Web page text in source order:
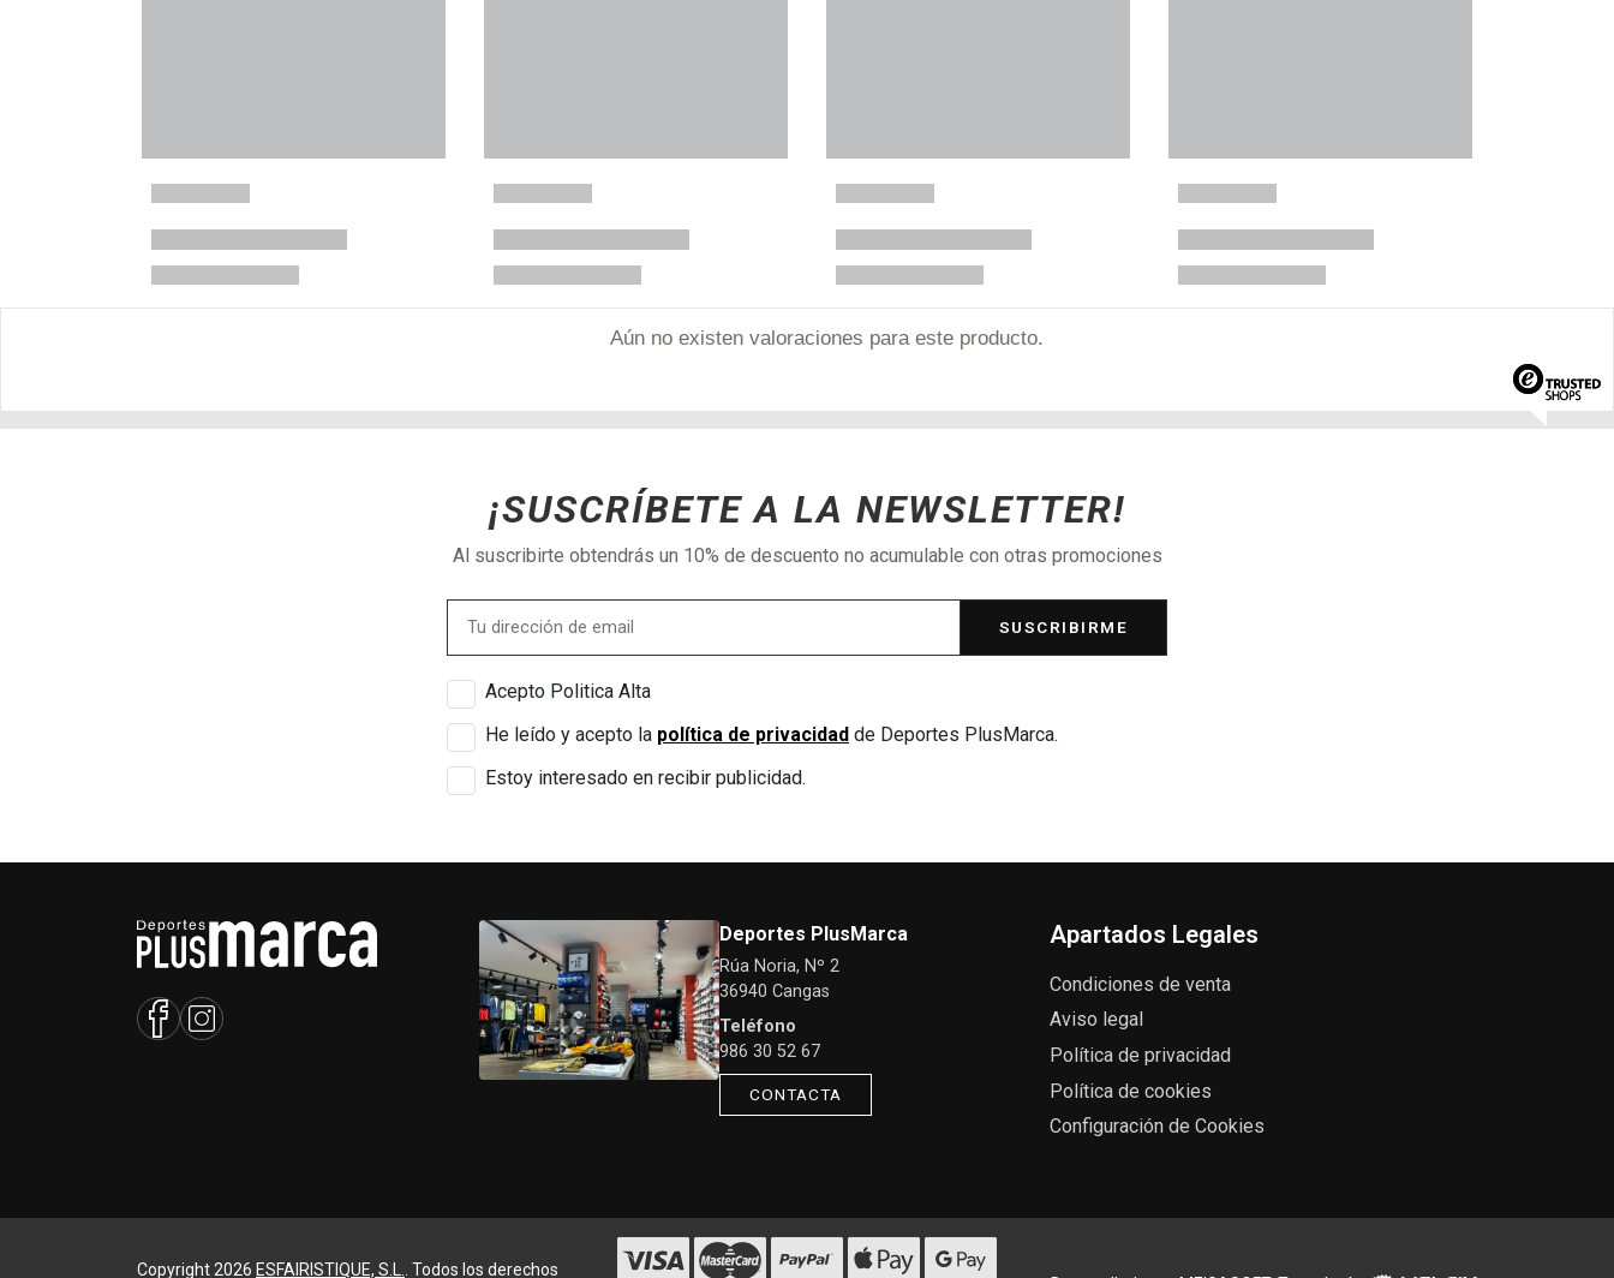
Aún no existen valoraciones para este producto.
¡SUSCRÍBETE A LA NEWSLETTER!
Al suscribirte obtendrás un 10% de descuento no acumulable con otras promociones
SUSCRIBIRME
Acepto Politica Alta
He leído y acepto la política de privacidad de Deportes PlusMarca.
Estoy interesado en recibir publicidad.
Deportes PlusMarca
Rúa Noria, Nº 2
36940 Cangas
Teléfono
986 30 52 67
CONTACTA
Apartados Legales
Condiciones de venta
Aviso legal
Política de privacidad
Política de cookies
Configuración de Cookies
Copyright 2026 ESFAIRISTIQUE, S.L. . Todos los derechos